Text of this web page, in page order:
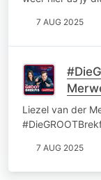
7 AUG 2025
Liezel van der
7 AUG 2025